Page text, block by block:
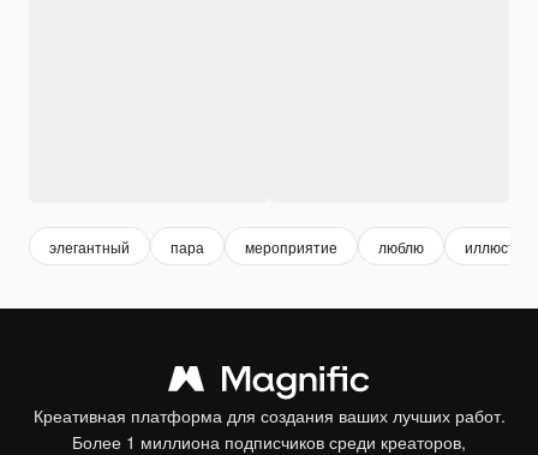
элегантный пара мероприятие люблю
Креативная платформа для создания ваших лучших работ.
Более 1 миллиона подписчиков среди креаторов,